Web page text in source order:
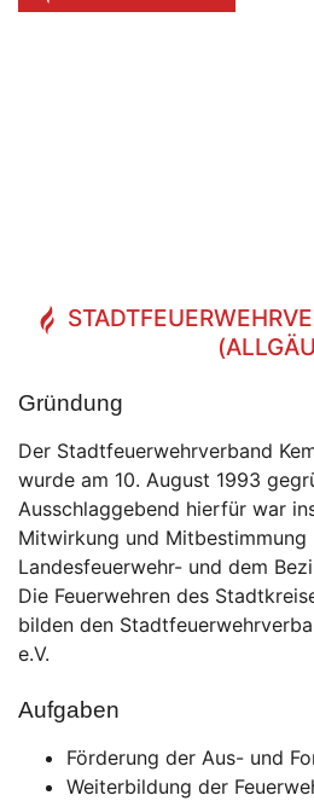
Gründung
Der Stadtfeuerwehrverband
wurde am 10. August 1993
Ausschlaggebend hierfür war
Mitwirkung und Mitbestimmung
Landesfeuerwehr- und dem
Die Feuerwehren des
bilden den
e.V.
Aufgaben
Förderung der Aus- und
Weiterbildung der